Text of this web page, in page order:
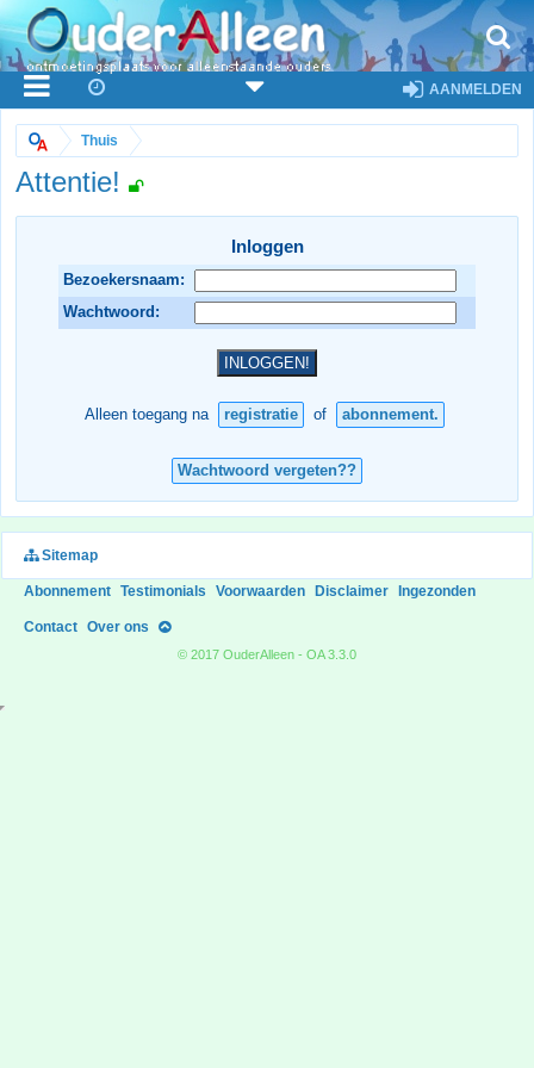
AANMELDEN
Thuis
Attentie!
Inloggen
Bezoekersnaam:
Wachtwoord:
Alleen toegang na registratie of abonnement.
Wachtwoord vergeten??
Sitemap
Abonnement Testimonials Voorwaarden Disclaimer Ingezonden
Contact Over ons
© 2017 OuderAlleen - OA 3.3.0